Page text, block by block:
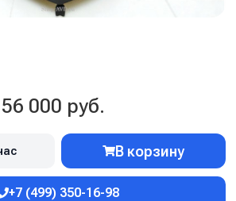
56 000 руб.
В корзину
+7 (499) 350-16-98